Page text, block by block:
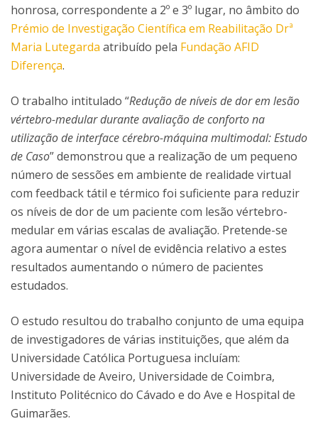
honrosa, correspondente a 2º e 3º lugar, no âmbito do
Prémio de Investigação Científica em Reabilitação Drª
Maria Lutegarda atribuído pela Fundação AFID
Diferença.
O trabalho intitulado “Redução de níveis de dor em lesão
vértebro-medular durante avaliação de conforto na
utilização de interface cérebro-máquina multimodal: Estudo
de Caso” demonstrou que a realização de um pequeno
número de sessões em ambiente de realidade virtual
com feedback tátil e térmico foi suficiente para reduzir
os níveis de dor de um paciente com lesão vértebro-
medular em várias escalas de avaliação. Pretende-se
agora aumentar o nível de evidência relativo a estes
resultados aumentando o número de pacientes
estudados.
O estudo resultou do trabalho conjunto de uma equipa
de investigadores de várias instituições, que além da
Universidade Católica Portuguesa incluíam:
Universidade de Aveiro, Universidade de Coimbra,
Instituto Politécnico do Cávado e do Ave e Hospital de
Guimarães.